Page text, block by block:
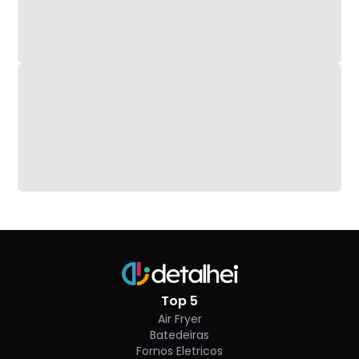
Top 5
Air Fryer
Batedeiras
Fornos Eletricos